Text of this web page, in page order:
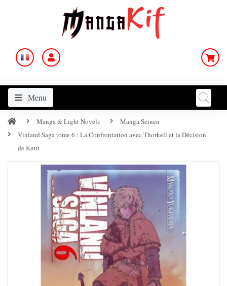
Menu
Manga & Light Novels
Manga Seinen
Vinland Saga tome 6 : La Confrontation avec Thorkell et la Décision
de Knut